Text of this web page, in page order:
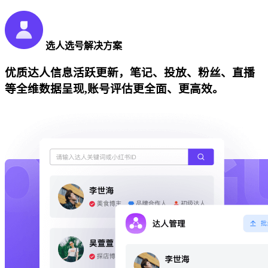
选人选号解决方案
优质达人信息活跃更新，笔记、投放、粉丝、直播
等全维数据呈现,账号评估更全面、更高效。